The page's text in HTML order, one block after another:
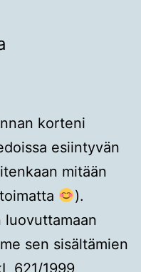
korteni
esiintyvän
mitään
).
luovuttamaan
sen sisältämien
621/1999